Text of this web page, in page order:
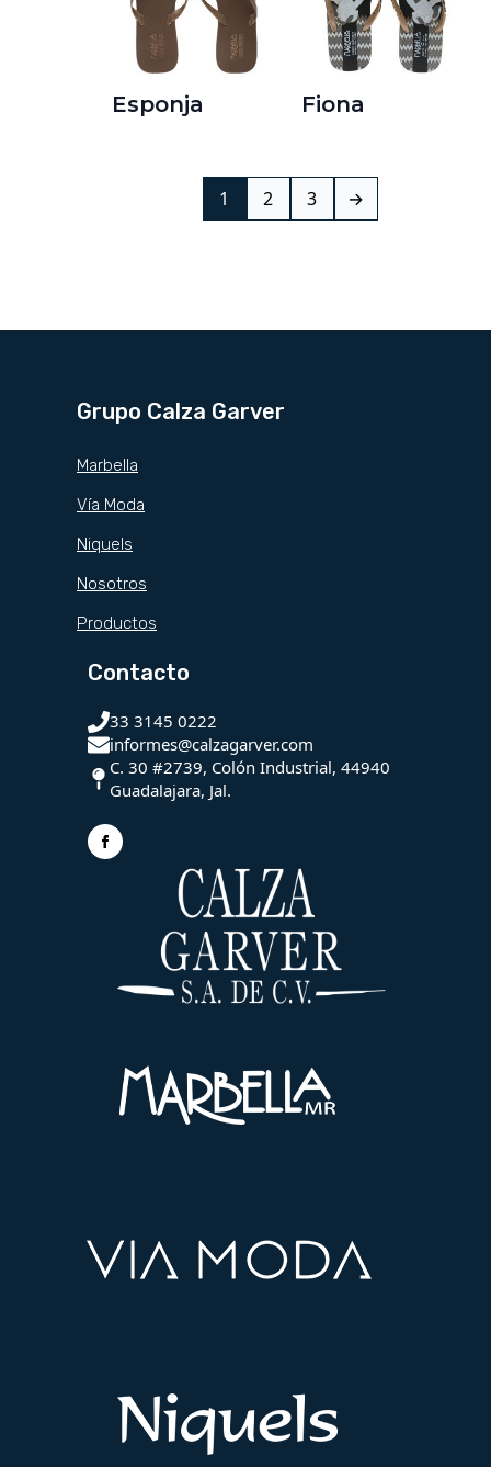
Esponja Fiona
1 2 3 →
Grupo Calza Garver
Marbella
Vía Moda
Niquels
Nosotros
Productos
Contacto
33 3145 0222
informes@calzagarver.com
C. 30 #2739, Colón Industrial, 44940
Guadalajara, Jal.